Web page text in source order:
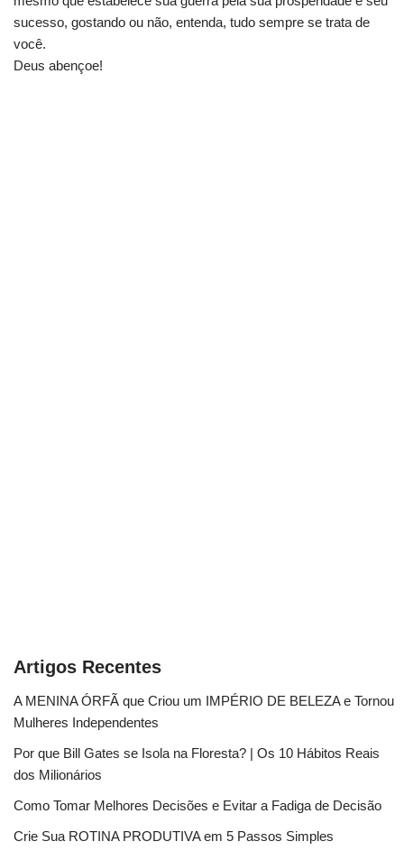
sucesso, gostando ou não, entenda, tudo sempre se trata de
você.
Deus abençoe!
Artigos Recentes
A MENINA ÓRFÃ que Criou um IMPÉRIO DE BELEZA e Tornou
Mulheres Independentes
Por que Bill Gates se Isola na Floresta? | Os 10 Hábitos Reais
dos Milionários
Como Tomar Melhores Decisões e Evitar a Fadiga de Decisão
Crie Sua ROTINA PRODUTIVA em 5 Passos Simples